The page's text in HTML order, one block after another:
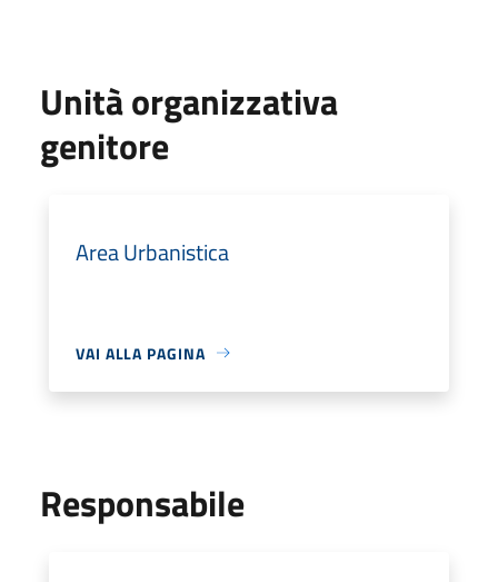
Unità organizzativa
genitore
Area Urbanistica
VAI ALLA PAGINA
Responsabile